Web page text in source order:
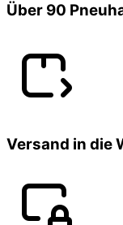
Über 90
Versand in die